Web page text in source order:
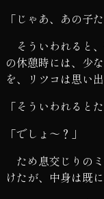
「じゃあ、あの子
そういわれると
の休憩時には、少
を、リツコは思い出
「そういわれると
「でしょ～？」
ため息交じりの
けたが、中身は既